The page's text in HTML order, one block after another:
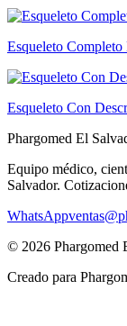
Esqueleto
Esqueleto Con
Phargomed El
Equipo médico,
Salvador.
WhatsApp
© 2026 Phargomed
Creado para